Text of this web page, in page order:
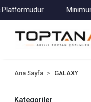
Minimum
Ana Sayfa GALAXY
Kategoriler